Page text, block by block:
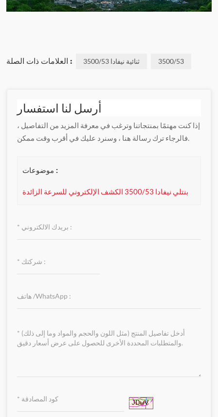
العلامات ذات الصلة : ثنائية نيفادا 3500/53 3500/53
أرسل لنا استفسار
إذا كنت مهتمًا بمنتجاتنا وترغب في معرفة المزيد من التفاصيل ،
فالرجاء ترك رسالة هنا ، وسنرد عليك في أقرب وقت ممكن.
موضوعات :
بنتلي نيفادا 3500/53 الكشف الإلكتروني للسرعة الزائدة